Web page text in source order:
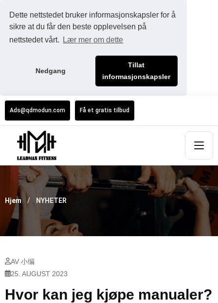
Dette nettstedet bruker informasjonskapsler for å
sikre at du får den beste opplevelsen på
nettstedet vårt.
Lær mer om dette
Nedgang
Tillat
informasjonskapsler
Ads@qdmodun.com Få et gratis tilbud
Hjem NYHETER
AV 小编
25. AUGUST 2023
Hvor kan jeg kjøpe manualer?